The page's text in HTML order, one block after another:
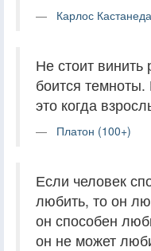
Карлос
Не стоит винить
боится
это когда
Платон (100+)
Если человек
любить, то он
он способен
он не может